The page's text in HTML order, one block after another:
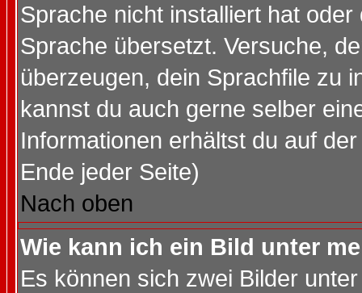
Sprache nicht installiert hat
Sprache übersetzt. Versuche,
überzeugen, dein Sprachfile zu
kannst du auch gerne selber
Informationen erhältst du auf
Ende jeder Seite)
Nach oben
Wie kann ich ein Bild unter
Es können sich zwei Bilder